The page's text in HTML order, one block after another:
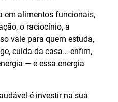
em alimentos funcionais,
o raciocínio, a
vale para quem estuda,
cuida da casa… enfim,
— e essa energia
é investir na sua